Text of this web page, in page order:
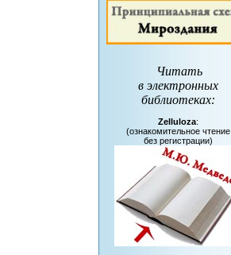
Читать
в электронных
библиотеках:
Zelluloza:
(ознакомительное чтение
без регистрации)